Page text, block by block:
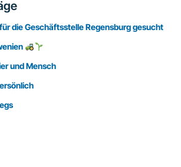
die Geschäftsstelle Regensburg gesucht
und Mensch